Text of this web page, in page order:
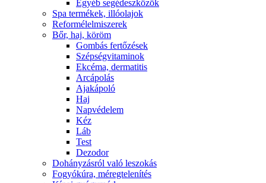
Egyéb segédeszközök
Spa termékek, illóolajok
Reformélelmiszerek
Bőr, haj, köröm
Gombás fertőzések
Szépségvitaminok
Ekcéma, dermatitis
Arcápolás
Ajakápoló
Haj
Napvédelem
Kéz
Láb
Test
Dezodor
Dohányzásról való leszokás
Fogyókúra, méregtelenítés